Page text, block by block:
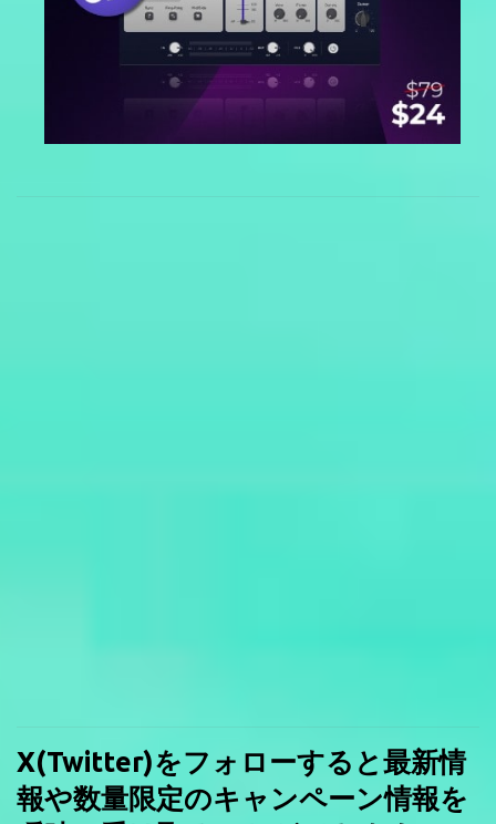
X(Twitter)をフォローすると最新情
報や数量限定のキャンペーン情報を